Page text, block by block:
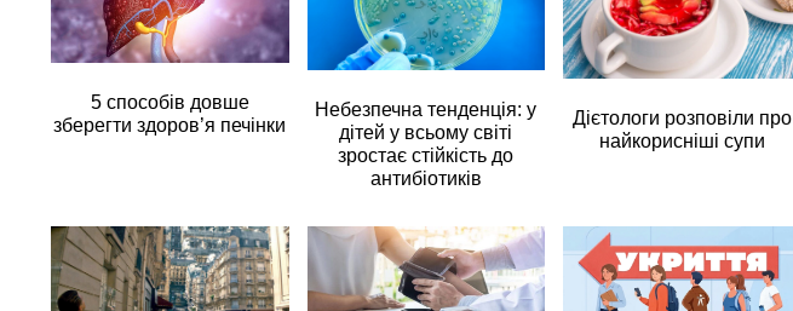
5 способів довше
зберегти здоров’я печінки
Небезпечна тенденція: у
дітей у всьому світі
зростає стійкість до
антибіотиків
Дієтологи розповіли про
найкорисніші супи